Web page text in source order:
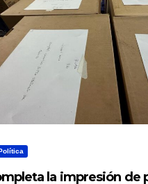
la impresión de